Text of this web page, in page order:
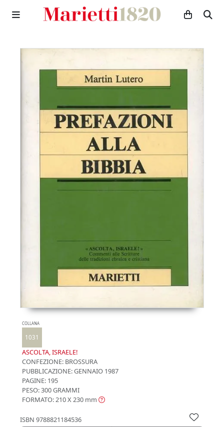
COLLANA
1031
ASCOLTA, ISRAELE!
CONFEZIONE: BROSSURA
PUBBLICAZIONE:GENNAIO 1987
PAGINE: 195
PESO: 300 GRAMMI
FORMATO: 210 X 230 mm
ISBN 9788821184536